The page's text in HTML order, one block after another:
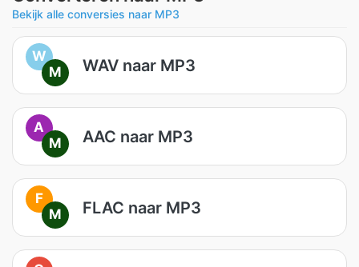
Bekijk alle conversies naar MP3
W
M
WAV naar MP3
A
M
AAC naar MP3
F
M
FLAC naar MP3